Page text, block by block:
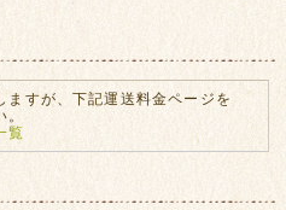
ますが、下記運送料金ページを
覧